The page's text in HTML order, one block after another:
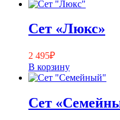
Сет «Люкс»
2 495₽
В корзину
Сет